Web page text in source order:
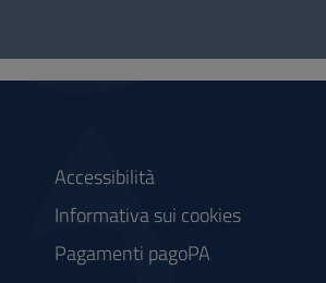
Accessibilità
Informativa sui cookies
Pagamenti pagoPA